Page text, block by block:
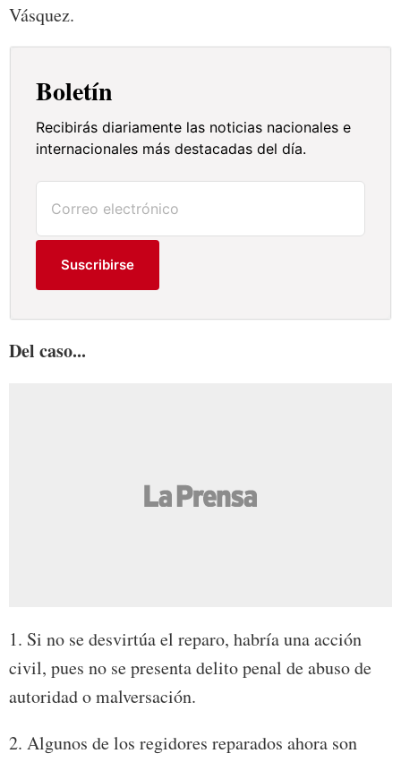
Vásquez.
Boletín
Recibirás diariamente las noticias nacionales e
internacionales más destacadas del día.
Suscribirse
Del caso...
1. Si no se desvirtúa el reparo, habría una acción
civil, pues no se presenta delito penal de abuso de
autoridad o malversación.
2. Algunos de los regidores reparados ahora son